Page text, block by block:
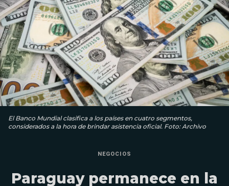
El Banco Mundial clasifica a los países en cuatro segmentos,
considerados a la hora de brindar asistencia oficial. Foto: Archivo
NEGOCIOS
Paraguay permanece en la